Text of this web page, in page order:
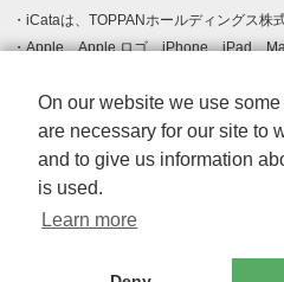
iCataは、TOPPANホールディングス株
Apple、Apple ロゴ、iPhone、iPad、
登録された Apple Inc. の商標です。
クです。
Android、Google Play および Google
す。
Windows は Microsoft Inc.の米国およ
標です。
Adobe、Adobe Reader、Adobe PDF
その他、記載されている会社名、商品
On our website we use
are necessary for our site to
and to give us information
is used.
Learn more